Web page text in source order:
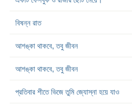
বিষন্ন রাত
আশঙ্কা থাকবে, তবু জীবন
আশঙ্কা থাকবে, তবু জীবন
প্রতিবার শীতে ভিজে তুমি জ্যোস্না হয়ে যাও